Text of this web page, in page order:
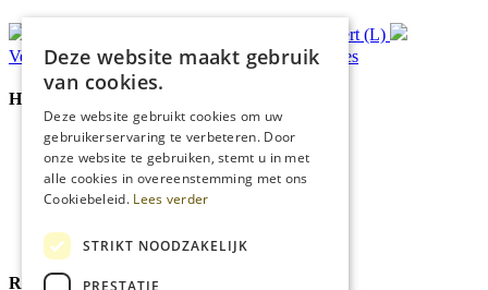
Ophalen in Echt of Weert (L)
Verzondenbinnen 48 uur* Persoonlijk advies
Handige Links
Home
Klantenservice
Over ons
Blog
Cookies
Reviewmerk
Deze website maakt gebruik
van cookies.
Deze website gebruikt cookies om uw
gebruikerservaring te verbeteren. Door
onze website te gebruiken, stemt u in met
alle cookies in overeenstemming met ons
Cookiebeleid. Lees verder
STRIKT NOODZAKELIJK
PRESTATIE